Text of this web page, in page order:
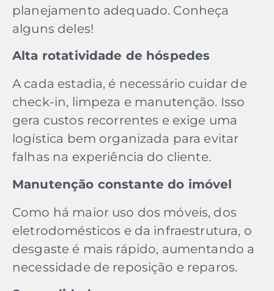
planejamento adequado. Conheça
alguns deles!
Alta rotatividade de hóspedes
A cada estadia, é necessário cuidar de
check-in, limpeza e manutenção. Isso
gera custos recorrentes e exige uma
logística bem organizada para evitar
falhas na experiência do cliente.
Manutenção constante do imóvel
Como há maior uso dos móveis, dos
eletrodomésticos e da infraestrutura, o
desgaste é mais rápido, aumentando a
necessidade de reposição e reparos.